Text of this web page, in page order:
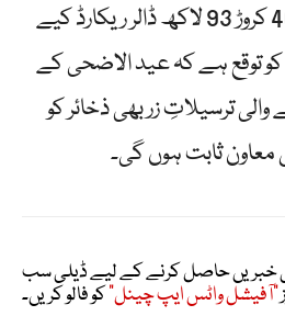
لاکھ ڈالر بڑھ کر 5 ارب 46 کروڑ 93 لاکھ ڈالر ریکارڈ کیے
توقع ہے کہ عید الاضحی کے
والی ترسیلاتِ زر بھی ذخائر کو
ثابت ہوں گی۔
خبریں حاصل کرنے کے لیے ڈیلی سب
"آفیشل واٹس ایپ چینل"کو فالو کریں۔